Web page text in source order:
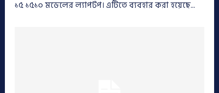
১৫ ১৫১০ মডেলের ল্যাপটপ। এটিতে ব্যবহার করা হয়েছে...